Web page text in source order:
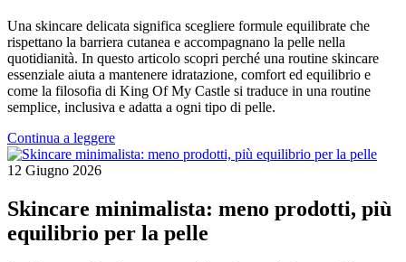
Una skincare delicata significa scegliere formule equilibrate che
rispettano la barriera cutanea e accompagnano la pelle nella
quotidianità. In questo articolo scopri perché una routine skincare
essenziale aiuta a mantenere idratazione, comfort ed equilibrio e
come la filosofia di King Of My Castle si traduce in una routine
semplice, inclusiva e adatta a ogni tipo di pelle.
Continua a leggere
12 Giugno 2026
Skincare minimalista: meno prodotti, più
equilibrio per la pelle